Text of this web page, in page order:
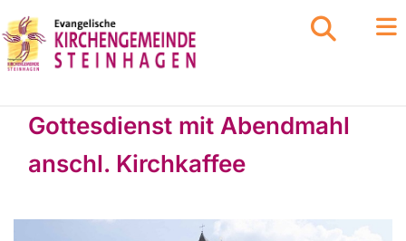
Gottesdienst mit Abendmahl
anschl. Kirchkaffee